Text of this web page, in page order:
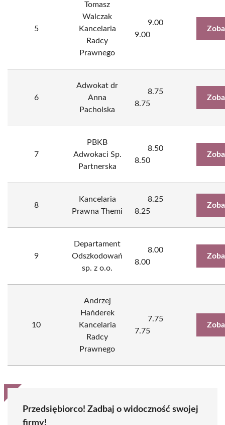
5
Tomasz
Walczak
Kancelaria
Radcy
Prawnego
9.00
9.00
6
Adwokat dr
Anna
Pacholska
8.75
8.75
7
PBKB
Adwokaci Sp.
Partnerska
8.50
8.50
8
Kancelaria
Prawna Themi
8.25
8.25
9
Departament
Odszkodowań
sp. z o.o.
8.00
8.00
10
Andrzej
Hańderek
Kancelaria
Radcy
Prawnego
7.75
7.75
Przedsiębiorco! Zadbaj o widoczność swojej
firmy!